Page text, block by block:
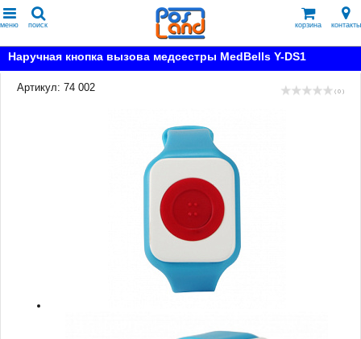
меню поиск корзина контакты
Наручная кнопка вызова медсестры MedBells Y-DS1
Артикул: 74 002 ( 0 )